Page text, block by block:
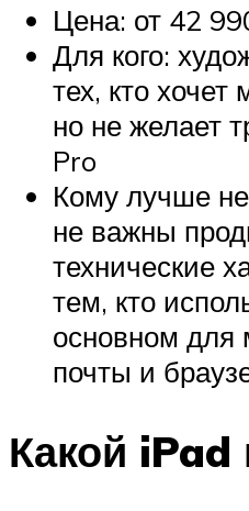
Цена: от 42
Для кого:
тех, кто
но не желает
Pro
Кому лучше
не важны
технические
тем, кто
основном для
почты и
Какой